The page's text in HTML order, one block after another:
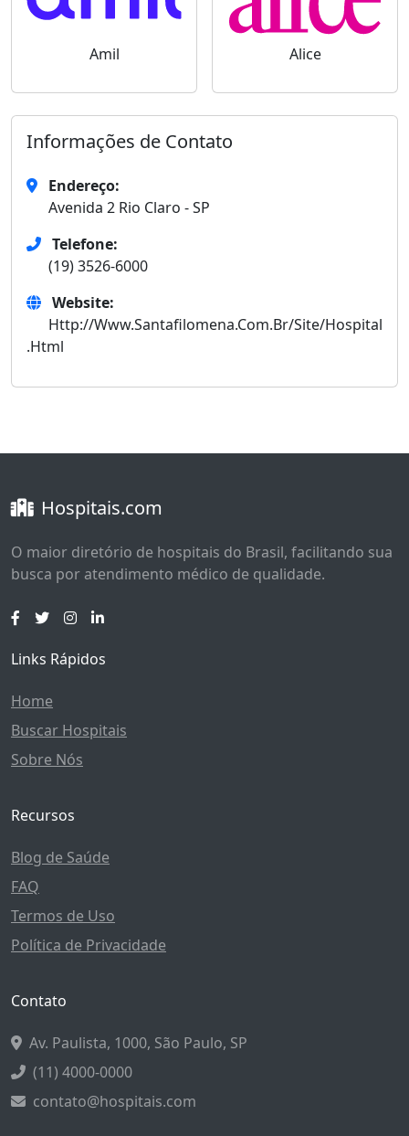
Amil Alice
Informações de Contato
Endereço:
Avenida 2 Rio Claro - SP
Telefone:
(19) 3526-6000
Website:
Http://Www.Santafilomena.Com.Br/Site/Hospital
.Html
Hospitais.com
O maior diretório de hospitais do Brasil, facilitando sua
busca por atendimento médico de qualidade.
Links Rápidos
Home
Buscar Hospitais
Sobre Nós
Recursos
Blog de Saúde
FAQ
Termos de Uso
Política de Privacidade
Contato
Av. Paulista, 1000, São Paulo, SP
(11) 4000-0000
contato@hospitais.com